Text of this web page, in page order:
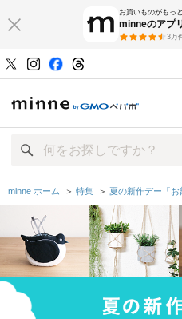
お買いものがもっ
minneのアプ
3万
minne ホーム ＞ 特集 ＞ 夏の新作デー「お